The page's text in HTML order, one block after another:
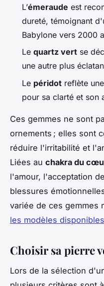
L’émeraude est
dureté, témoignant
Babylone vers 2000
Le quartz vert se
une autre plus
Le péridot reflète
pour sa clarté et son
Ces gemmes ne sont
ornements ; elles sont
réduire l'irritabilité et
Liées au chakra du
l'amour, l'acceptation
blessures
variée de ces gemmes
les modèles
Choisir sa pierre
Lors de la sélection